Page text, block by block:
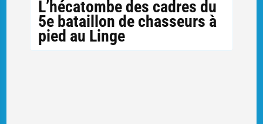
L’hécatombe des cadres du
5e bataillon de chasseurs à
pied au Linge